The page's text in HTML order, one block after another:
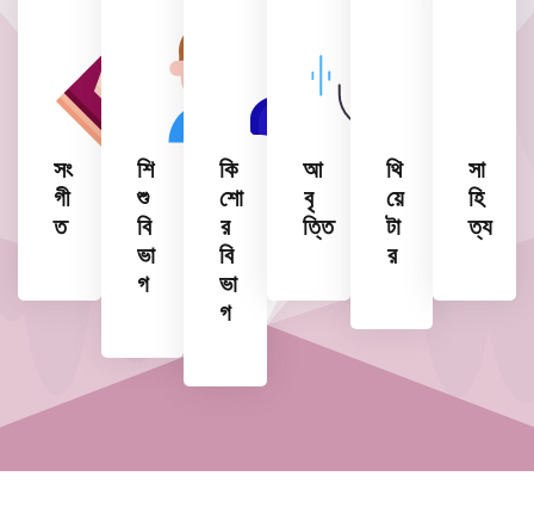
সং
গী
ত
শি
শু
বি
ভা
গ
কি
শো
র
বি
ভা
গ
আ
বৃ
ত্তি
থি
য়ে
টা
র
সা
হি
ত্য